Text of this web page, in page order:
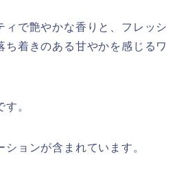
ィで艶やかな香りと、フレッシ
ち着きのある甘やかを感じるワ
。
ションが含まれてい ます。